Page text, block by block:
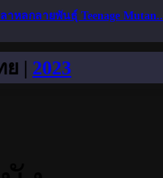
าหลกลายพันธุ์ Teenage Mutan..
ย | 2023